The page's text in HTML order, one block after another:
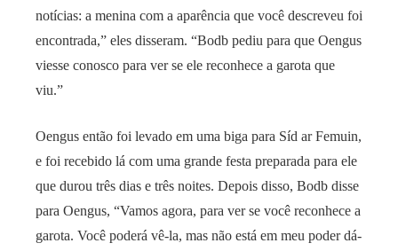
notícias: a menina com a aparência que você descreveu foi
encontrada,” eles disseram. “Bodb pediu para que Oengus
viesse conosco para ver se ele reconhece a garota que
viu.”
Oengus então foi levado em uma biga para Síd ar Femuin,
e foi recebido lá com uma grande festa preparada para ele
que durou três dias e três noites. Depois disso, Bodb disse
para Oengus, “Vamos agora, para ver se você reconhece a
garota. Você poderá vê-la, mas não está em meu poder dá-